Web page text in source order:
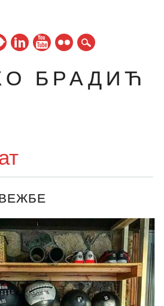
БРАДИЋ